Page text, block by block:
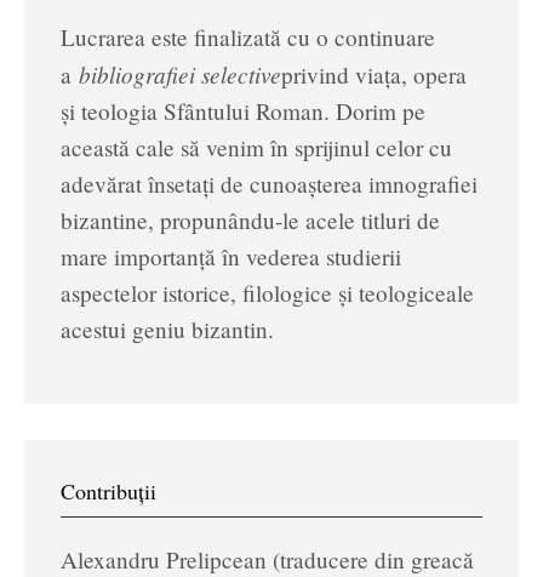
Lucrarea este finalizată cu o continuare
a bibliografiei selectiveprivind viaţa, opera
şi teologia Sfântului Roman. Dorim pe
această cale să venim în sprijinul celor cu
adevărat însetaţi de cunoaşterea imnografiei
bizantine, propunându-le acele titluri de
mare importanţă în vederea studierii
aspectelor istorice, filologice şi teologiceale
acestui geniu bizantin.
Contribuții
Alexandru Prelipcean (traducere din greacă